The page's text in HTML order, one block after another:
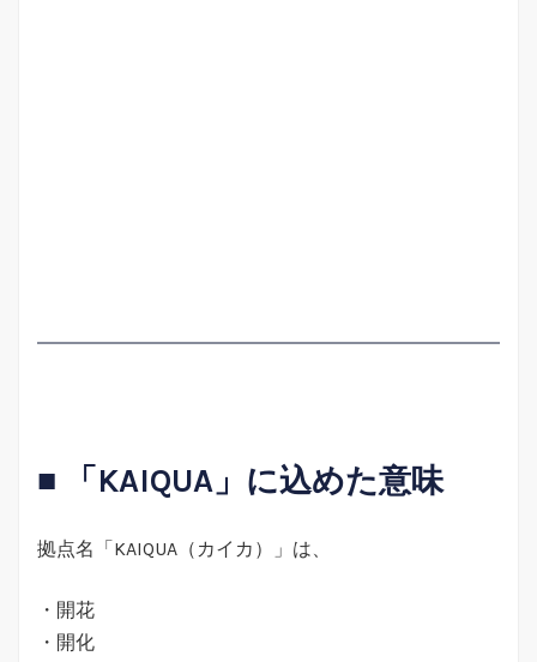
■ 「KAIQUA」に込めた意味
拠点名「KAIQUA（カイカ）」は、
・開花
・開化